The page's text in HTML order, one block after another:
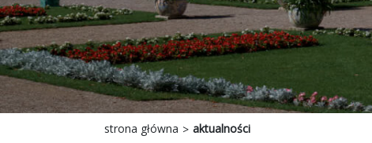
strona główna aktualności